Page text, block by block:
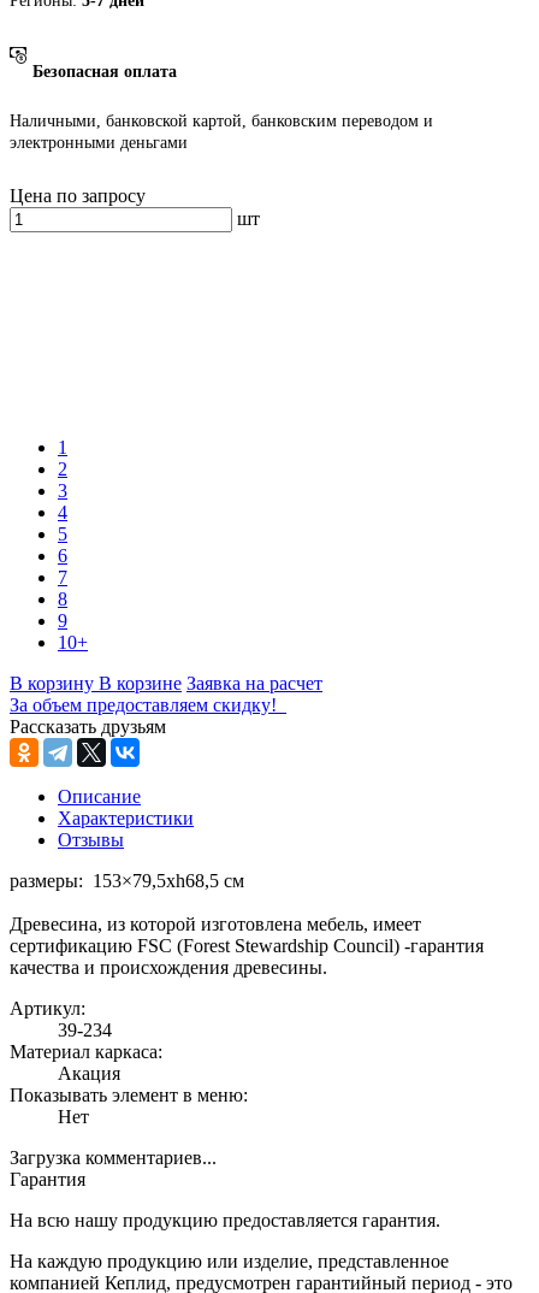
Безопасная оплата
Наличными, банковской картой, банковским переводом и
электронными деньгами
Цена по запросу
шт
1
2
3
4
5
6
7
8
9
10+
В корзину В корзине Заявка на расчет
За объем предоставляем скидку!
Рассказать друзьям
Описание
Характеристики
Отзывы
размеры: 153×79,5xh68,5 см
Древесина, из которой изготовлена мебель, имеет
сертификацию FSC (Forest Stewardship Council) -гарантия
качества и происхождения древесины.
Артикул:
39-234
Материал каркаса:
Акация
Показывать элемент в меню:
Нет
Загрузка комментариев...
Гарантия
На всю нашу продукцию предоставляется гарантия.
На каждую продукцию или изделие, представленное
компанией Кеплид, предусмотрен гарантийный период - это